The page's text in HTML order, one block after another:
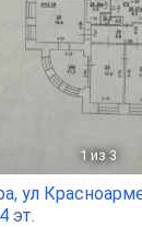
1 из 3
ул
эт.